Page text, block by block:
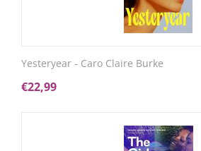
Yesteryear - Caro Claire Burke
€22,99